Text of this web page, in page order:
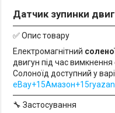
Датчик зупинки
✅ Опис товару
Електромагнітний
двигун під час
Солоноїд доступний у
🔧 Застосування